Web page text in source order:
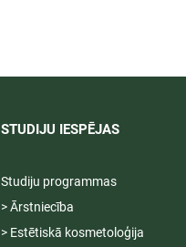
STUDIJU IESPĒJAS
Studiju programmas
> Ārstniecība
> Estētiskā kosmetoloģija